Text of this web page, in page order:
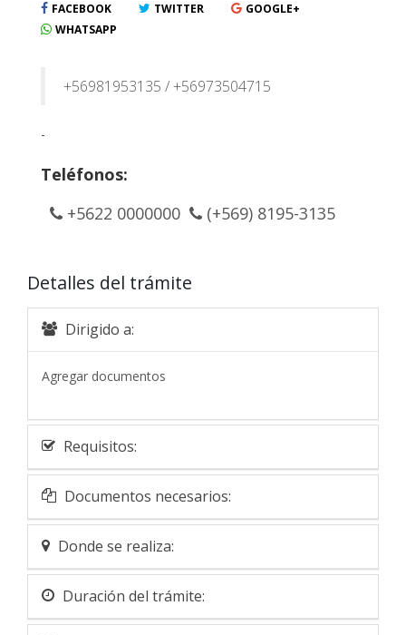
FACEBOOK TWITTER
GOOGLE+
WHATSAPP
+56981953135 / +56973504715
-
Teléfonos:
+5622 0000000
(+569) 8195-3135
Detalles del trámite
Dirigido a:
Agregar documentos
Requisitos:
Documentos necesarios:
Donde se realiza:
Duración del trámite: